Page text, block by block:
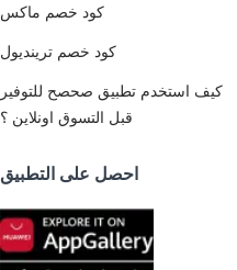
كود خصم ماكس
كود خصم ترينديول
كيف استخدم تطبيق صحصح للتوفير
قبل التسوق اونلاين ؟
احصل على التطبيق